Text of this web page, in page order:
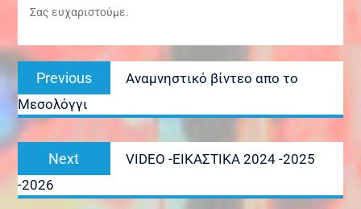
Σας ευχαριστούμε.
Πλοήγηση
άρθρων
Previous
post:
Αναμνηστικό βίντεο απο το
Μεσολόγγι
Next
post:
VIDEO -ΕΙΚΑΣΤΙΚΑ 2024 -2025
-2026